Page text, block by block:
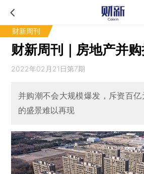
财新周刊
财新周刊｜房地产并
2022年02月21日第7期
并购潮不会大规模爆发，斥资百
的盛景难以再现